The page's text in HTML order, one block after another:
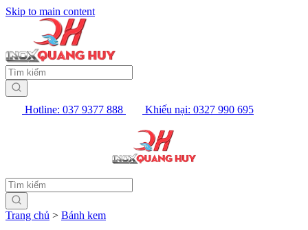
Skip to main content
Hotline: 037 9377 888 Khiếu nại: 0327 990 695
Trang chủ > Bánh kem